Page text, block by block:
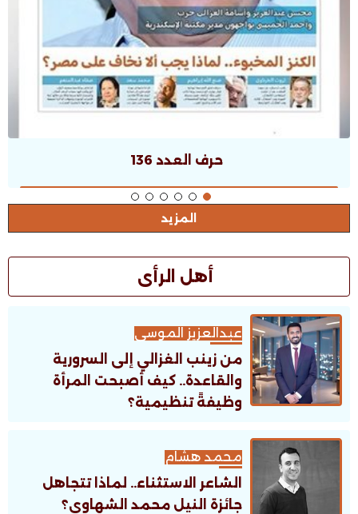
حرف العدد 135
المزيد
أهل الرأى
عبدالعزيز الموسى
من زينب الغزالي إلى السرورية
والقاعدة.. كيف أصبحت المرأة
وظيفةً تنظيمية؟
محمد هشام
الشاعر الاستثناء.. لماذا تتجاهل
جائزة النيل محمد الشهاوى؟